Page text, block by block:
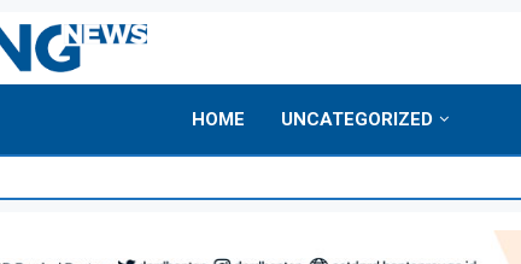
HOME UNCATEGORIZED